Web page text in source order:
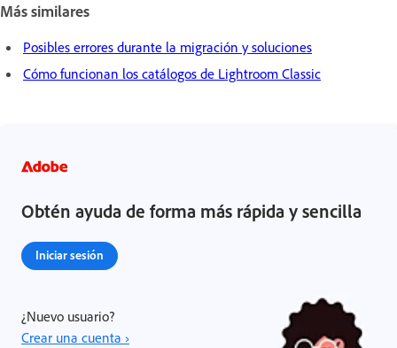
Más similares
Posibles errores durante la migración y soluciones
Cómo funcionan los catálogos de Lightroom Classic
Obtén ayuda de forma más rápida y sencilla
Iniciar sesión
¿Nuevo usuario?
Crear una cuenta ›